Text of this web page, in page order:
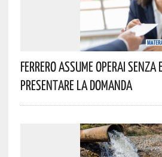
Ferrero Assume Operai Senza
Presentare La Domanda